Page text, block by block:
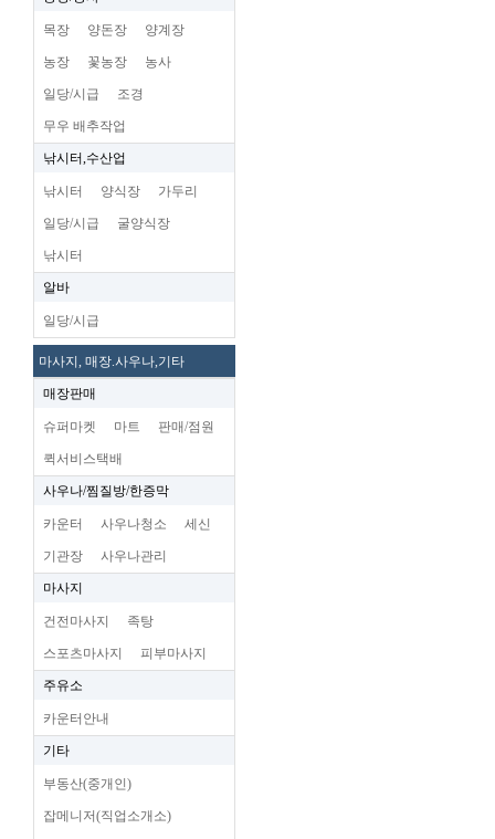
목장 양돈장 양계장
농장 꽃농장 농사
일당/시급 조경
무우 배추작업
낚시터,수산업
낚시터 양식장 가두리
일당/시급 굴양식장
낚시터
알바
일당/시급
마사지, 매장.사우나,기타
매장판매
슈퍼마켓 마트 판매/점원
퀵서비스택배
사우나/찜질방/한증막
카운터 사우나청소 세신
기관장 사우나관리
마사지
건전마사지 족탕
스포츠마사지 피부마사지
주유소
카운터안내
기타
부동산(중개인)
잡메니저(직업소개소)